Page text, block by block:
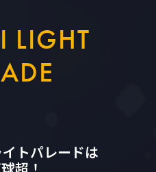
LIGHT
トパレードは